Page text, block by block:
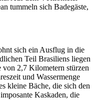
tummeln sich Badegäste,
sich ein Ausflug in die
Teil Brasiliens liegen
2,7 Kilometern stürzen
und Wassermenge
kleine Bäche, die sich den
Kaskaden, die